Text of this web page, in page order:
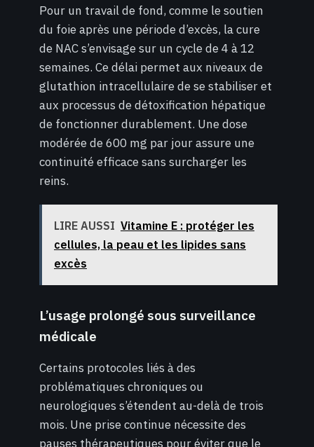
Pour un travail de fond, comme le soutien
du foie après une période d’excès, la cure
de NAC s’envisage sur un cycle de 4 à 12
semaines. Ce délai permet aux niveaux de
glutathion intracellulaire de se stabiliser et
aux processus de détoxification hépatique
de fonctionner durablement. Une dose
modérée de 600 mg par jour assure une
continuité efficace sans surcharger les
reins.
LIRE AUSSI Vitamine E : protéger les
cellules, la peau et les lipides sans
excès
L’usage prolongé sous surveillance
médicale
Certains protocoles liés à des
problématiques chroniques ou
neurologiques s’étendent au-delà de trois
mois. Une prise continue nécessite des
pauses thérapeutiques pour éviter que le